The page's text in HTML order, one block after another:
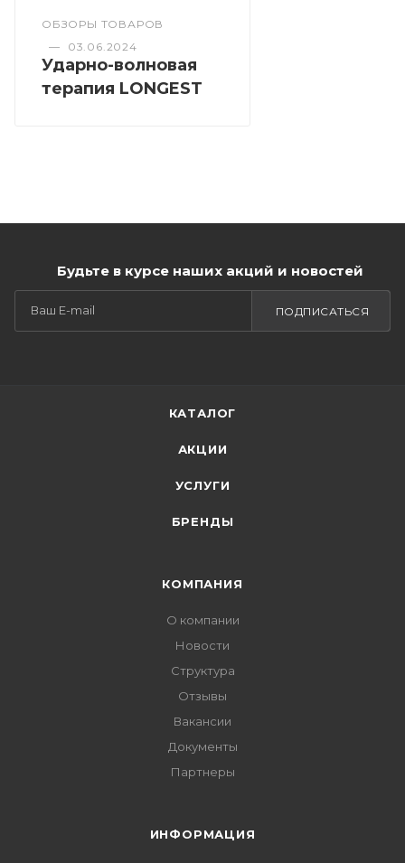
ОБЗОРЫ ТОВАРОВ
—
03.06.2024
Ударно-волновая
терапия LONGEST
Будьте в курсе наших акций и новостей
ПОДПИСАТЬСЯ
КАТАЛОГ
АКЦИИ
УСЛУГИ
БРЕНДЫ
КОМПАНИЯ
О компании
Новости
Структура
Отзывы
Вакансии
Документы
Партнеры
ИНФОРМАЦИЯ